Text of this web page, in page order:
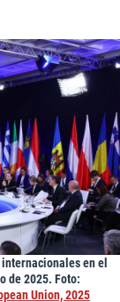
en el
de 2025. Foto:
Union, 2025